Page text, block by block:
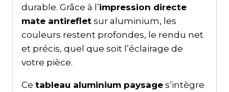
durable. Grâce à l’impression directe
mate antireflet sur aluminium, les
couleurs restent profondes, le rendu net
et précis, quel que soit l’éclairage de
votre pièce.
Ce tableau aluminium paysage s’intègre